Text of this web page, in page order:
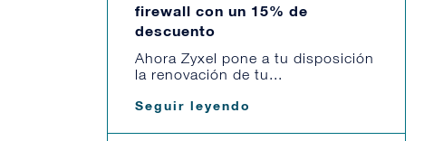
firewall con un 15% de
descuento
Ahora Zyxel pone a tu disposición
la renovación de tu...
Seguir leyendo